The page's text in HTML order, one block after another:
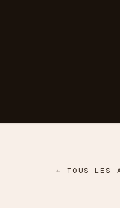
← TOUS LES